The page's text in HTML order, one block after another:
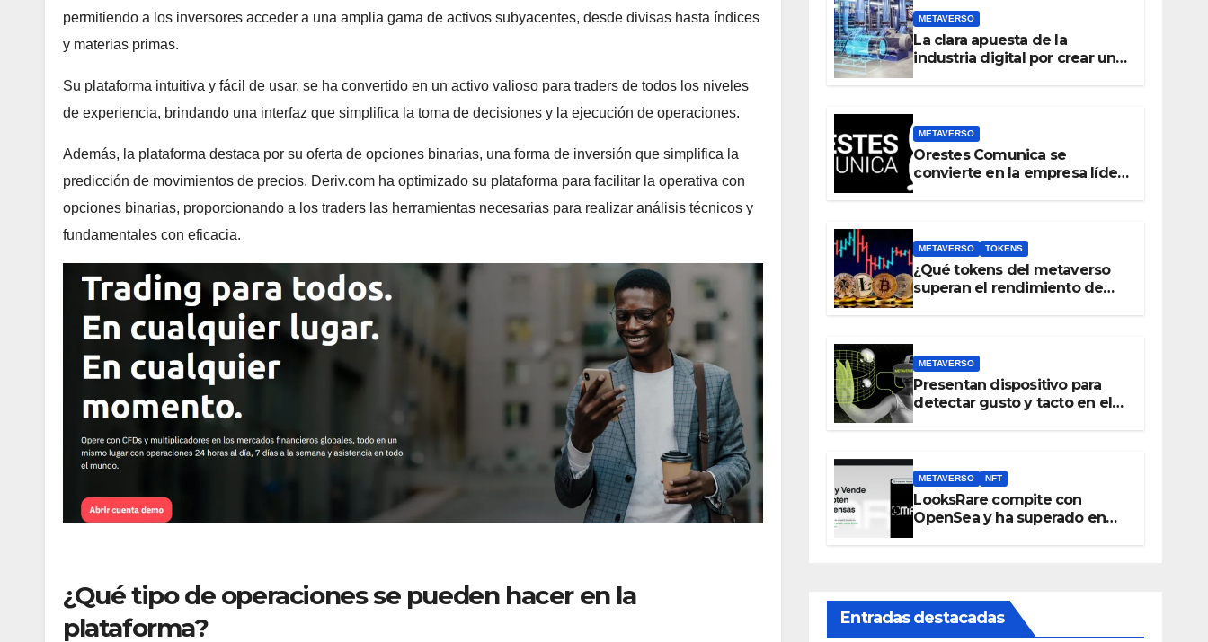
permitiendo a los inversores acceder a una amplia gama de activos subyacentes, desde divisas hasta índices
y materias primas.
Su plataforma intuitiva y fácil de usar, se ha convertido en un activo valioso para traders de todos los niveles
de experiencia, brindando una interfaz que simplifica la toma de decisiones y la ejecución de operaciones.
Además, la plataforma destaca por su oferta de opciones binarias, una forma de inversión que simplifica la
predicción de movimientos de precios. Deriv.com ha optimizado su plataforma para facilitar la operativa con
opciones binarias, proporcionando a los traders las herramientas necesarias para realizar análisis técnicos y
fundamentales con eficacia.
¿Qué tipo de operaciones se pueden hacer en la
plataforma?
METAVERSO
La clara apuesta de la
industria digital por crear un
METAVERSO
Orestes Comunica se
convierte en la empresa líder
METAVERSO TOKENS
¿Qué tokens del metaverso
superan el rendimiento de
METAVERSO
Presentan dispositivo para
detectar gusto y tacto en el
METAVERSO NFT
LooksRare compite con
OpenSea y ha superado en
Entradas destacadas